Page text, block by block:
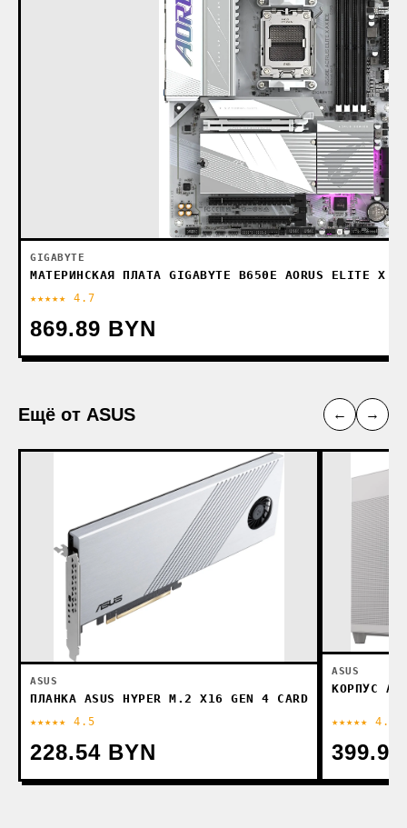
GIGABYTE
МАТЕРИНСКАЯ ПЛАТА GIGABYTE B650E AORUS ELITE X
★★★★★ 4.7
869.89 BYN
Ещё от ASUS ← →
ASUS
ПЛАНКА ASUS HYPER M.2 X16 GEN 4 CARD
★★★★★ 4.5
228.54 BYN
ASUS
КОРПУС
★★★★★ 4.5